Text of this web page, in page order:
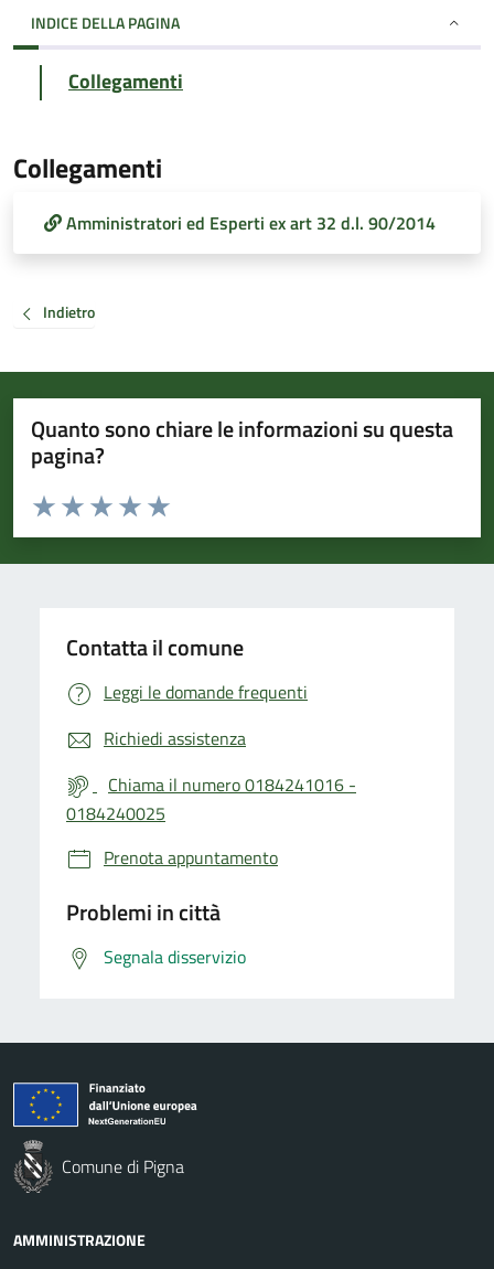
INDICE DELLA PAGINA
Collegamenti
Collegamenti
Amministratori ed Esperti ex art 32 d.l. 90/2014
Indietro
Quanto sono chiare le informazioni su questa
pagina?
Valuta da 1 a 5 stelle la pagina
Valuta 5 stelle su 5
Valuta 4 stelle su 5
Valuta 3 stelle su 5
Valuta 2 stelle su 5
Valuta 1 stelle su 5
Contatta il comune
Leggi le domande frequenti
Richiedi assistenza
Chiama il numero 0184241016 -
0184240025
Prenota appuntamento
Problemi in città
Segnala disservizio
Comune di Pigna
AMMINISTRAZIONE